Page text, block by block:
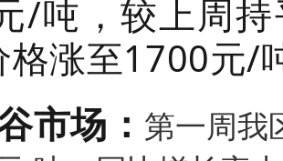
/吨，较上周
格涨至1700元/
场： 第一周我